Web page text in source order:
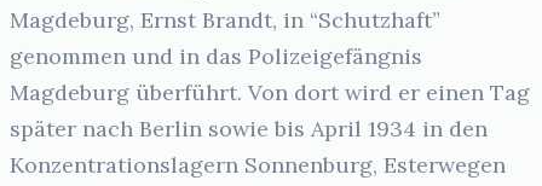
Magdeburg, Ernst Brandt, in “Schutzhaft”
genommen und in das Polizeigefängnis
Magdeburg überführt. Von dort wird er einen Tag
später nach Berlin sowie bis April 1934 in den
Konzentrationslagern Sonnenburg, Esterwegen